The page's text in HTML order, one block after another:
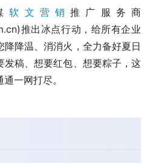
软文营销推广服务商
推出冰点行动，给所有企业
降温、消消火，全力备好夏日
发稿、想要红包、想要粽子，这
一网打尽。